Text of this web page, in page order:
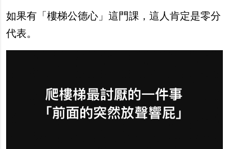
如果有「樓梯公德心」這門課，這人肯定是零分
代表。